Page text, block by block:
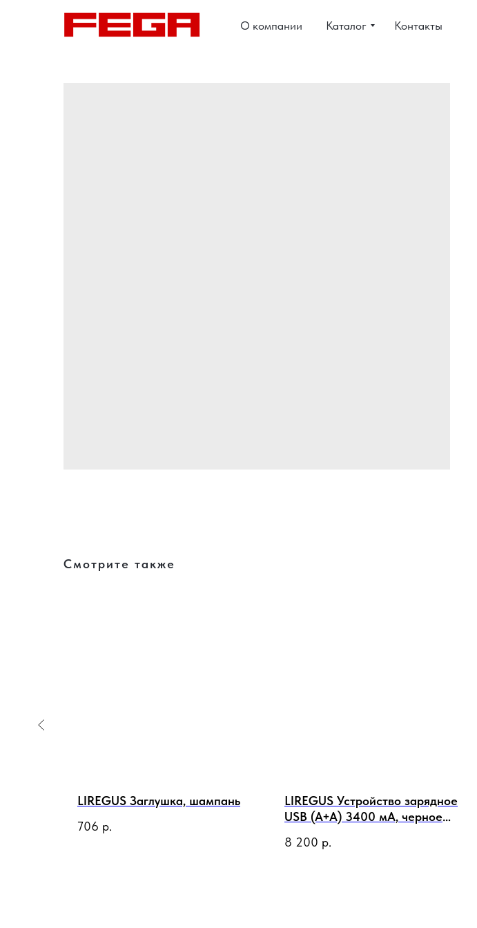
Контакты
О компании Каталог
Смотрите также
LIREGUS Заглушка, шампань
706 р.
LIREGUS Устройство зарядное
USB (A+A) 3400 мА, черное
8 200 р.